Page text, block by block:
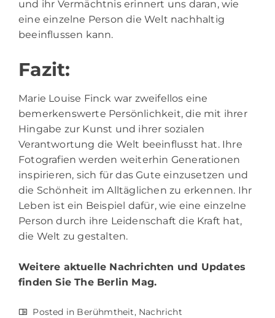
und ihr Vermächtnis erinnert uns daran, wie
eine einzelne Person die Welt nachhaltig
beeinflussen kann.
Fazit:
Marie Louise Finck war zweifellos eine
bemerkenswerte Persönlichkeit, die mit ihrer
Hingabe zur Kunst und ihrer sozialen
Verantwortung die Welt beeinflusst hat. Ihre
Fotografien werden weiterhin Generationen
inspirieren, sich für das Gute einzusetzen und
die Schönheit im Alltäglichen zu erkennen. Ihr
Leben ist ein Beispiel dafür, wie eine einzelne
Person durch ihre Leidenschaft die Kraft hat,
die Welt zu gestalten.
Weitere aktuelle Nachrichten und Updates
finden SieThe Berlin Mag.
Posted in Berühmtheit, Nachricht